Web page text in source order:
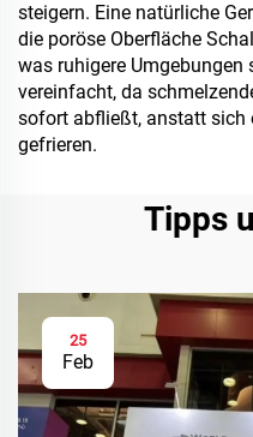
steigern. Eine natürliche
die poröse Oberfläche
was ruhigere
vereinfacht, da
sofort abfließt, anstatt sich
gefrieren.
Tipps
25
Feb